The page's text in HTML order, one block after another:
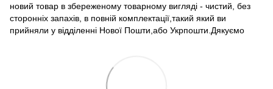
новий товар в збереженому товарному вигляді - чистий, без
сторонніх запахів, в повній комплектації,такий який ви
прийняли у відділенні Нової Пошти,або Укрпошти.Дякуємо